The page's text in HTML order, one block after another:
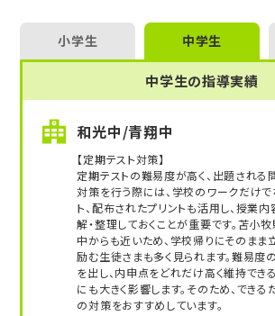
未来大、室蘭工業大、北見工業大、天
療大、北海学園大、北星学園大、東京
科大、明治大、青山学院大 他多数
【高校受験】
札幌南高、札幌北高、札幌西高、札幌東
高、札幌月寒高、国際情報高、手稲高、
高、函館中部高、北見北斗高、苫小牧東
高、北広島高、釧路湖陵高、室蘭栄高
広緑陽高 他多数
【中学受験】
立命館慶祥中、函館ラ・サール中、北
旭川中、北海道教育大附属函館中、札
日大中、藤女子中、遺愛女子中、北星
学習面だけでなく、生活面や進路の
営業務など、親身になってサポートし
時に厳しく、時に優しく、志望校合格
に戦ってくれる先生です。
小学生 中学生
中学生の指導実績
和光中/青翔中
【定期テスト対策】
定期テストの難易度が高く、出題される
対策を行う際には、学校のワークだけで
ト、配布されたプリントも活用し、授業
解・整理しておくことが重要です。苫小
中からも近いため、学校帰りにそのまま
励む生徒さまも多く見られます。難易度
を出し、内申点をどれだけ高く維持で
にも大きく影響します。そのため、でき
の対策をおすすめしています。